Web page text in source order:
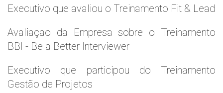
Executivo que avaliou o Treinamento Fit & Lead
Avaliaçao da Empresa sobre o Treinamento
BBI - Be a Better Interviewer
Executivo que participou do Treinamento
Gestão de Projetos